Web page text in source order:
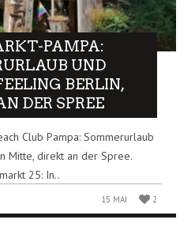
PAMPA:
UND
BERLIN,
DER SPREE
Club Pampa: Sommerurlaub
Mitte, direkt an der Spree.
25: In..
15 MAI 2